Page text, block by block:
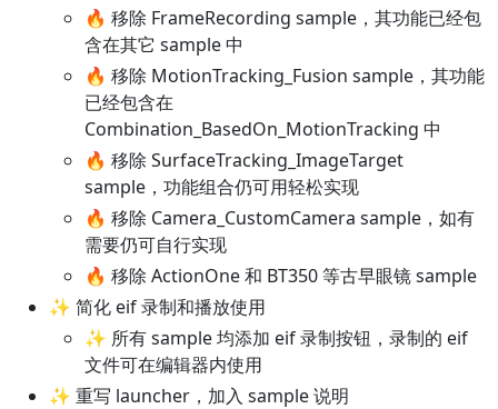
🔥 移除 FrameRecording sample，其功能已经包
含在其它 sample 中
🔥 移除 MotionTracking_Fusion sample，其功能
已经包含在
Combination_BasedOn_MotionTracking 中
🔥 移除 SurfaceTracking_ImageTarget
sample，功能组合仍可用轻松实现
🔥 移除 Camera_CustomCamera sample，如有
需要仍可自行实现
🔥 移除 ActionOne 和 BT350 等古早眼镜 sample
✨ 简化 eif 录制和播放使用
✨ 所有 sample 均添加 eif 录制按钮，录制的 eif
文件可在编辑器内使用
✨ 重写 launcher，加入 sample 说明